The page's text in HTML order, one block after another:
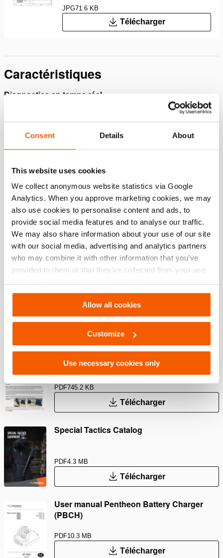
Consent Details About
This website uses cookies
We collect anonymous website statistics via Google
Analytics. When you approve marketing cookies, we may
also use cookies to personalise content and ads, to
provide social media features and to analyse our traffic.
We may also share information about your use of our site
with our social media, advertising and analytics partners
who may combine it with other information that you’ve
provided to them or that they’ve collected from your use
Settings. See ourcookiestatement.
Allow all cookies
Customize
Use necessary cookies only
JPG71.6 KB
Télécharger
Caractéristiques
Diagnostics en temps réel
Fournit des informations immédiates sur l’état de charge
et l’état de santé de la batterie.
Possibilité de charger 3 batteries simultanément
alimentés à partir d’une seule prise.
Adapté au chargement de la batterie sur l’outil
Connectez votre outil au chargeur et chargez la batterie
alors qu’elle reste sur l’outil.
La batterie de l’outil a toujours la priorité sur celle du
chargeur, qui reprendra la charge lorsque la batterie de
l’outil est pleine à 100 %.
Avec 3 chargeurs et 3 outils connectés à une prise de
Téléchargements
Manual Diagnostics Software (HDS) – End
User
PDF745.2 KB
Télécharger
Special Tactics Catalog
PDF4.3 MB
Télécharger
User manual Pentheon Battery Charger
(PBCH)
PDF10.3 MB
Télécharger